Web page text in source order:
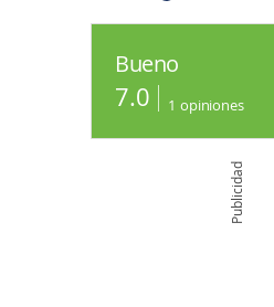
Bueno
7.0 1 opiniones
Publicidad